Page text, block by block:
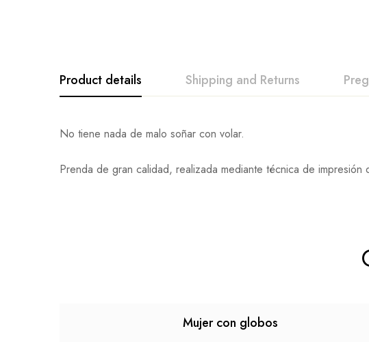
Product details Shipping and Returns
No tiene nada de malo soñar con volar.
Prenda de gran calidad, realizada mediante técnica de impresión
Mujer con globos